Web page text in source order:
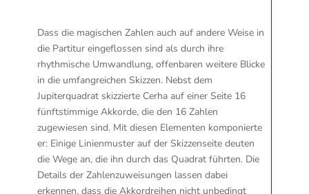
Dass die magischen Zahlen auch auf andere Weise in
die Partitur eingeflossen sind als durch ihre
rhythmische Umwandlung, offenbaren weitere Blicke
in die umfangreichen Skizzen. Nebst dem
Jupiterquadrat skizzierte Cerha auf einer Seite 16
fünftstimmige Akkorde, die den 16 Zahlen
zugewiesen sind. Mit diesen Elementen komponierte
er: Einige Linienmuster auf der Skizzenseite deuten
die Wege an, die ihn durch das Quadrat führten. Die
Details der Zahlenzuweisungen lassen dabei
erkennen, dass die Akkordreihen nicht unbedingt